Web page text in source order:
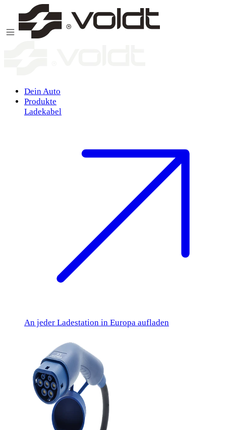
Zum Inhalt springen
Dein Auto
Produkte
Ladekabel
An jeder Ladestation in Europa aufladen